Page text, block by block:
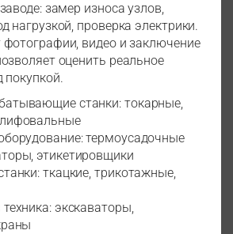
замер износа узлов,
нагрузкой, проверка электрики.
видео и заключение
оценить реальное
покупкой.
станки: токарные,
термоусадочные
этикетировщики
ткацкие, трикотажные,
экскаваторы,